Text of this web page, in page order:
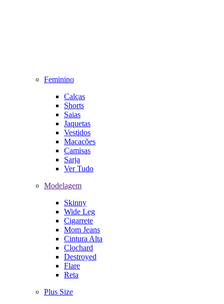
Feminino
Calças
Shorts
Saias
Jaquetas
Vestidos
Macacões
Camisas
Sarja
Ver Tudo
Modelagem
Skinny
Wide Leg
Cigarrete
Mom Jeans
Cintura Alta
Clochard
Destroyed
Flare
Reta
Plus Size